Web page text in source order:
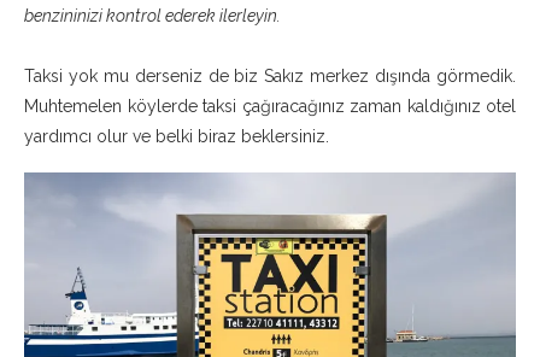
benzininizi kontrol ederek ilerleyin.
Taksi yok mu derseniz de biz Sakız merkez dışında görmedik.
Muhtemelen köylerde taksi çağıracağınız zaman kaldığınız otel
yardımcı olur ve belki biraz beklersiniz.